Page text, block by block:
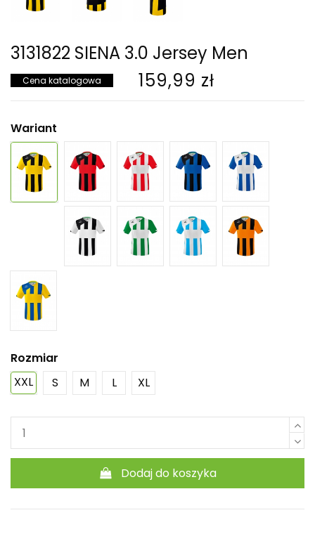
3131822 SIENA 3.0 Jersey Men
Cena katalogowa 159,99 zł
Wariant
Rozmiar
XXL
S M L XL
Dodaj do koszyka